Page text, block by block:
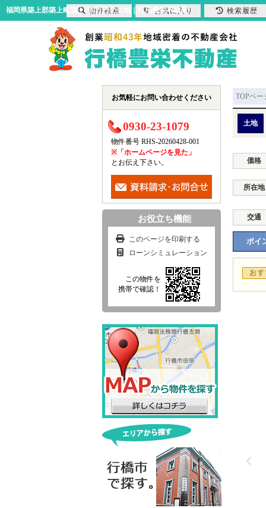
福岡県築上郡築上町湊｜980万円の土地｜行橋豊栄不動産
TOPペー
土地
価格
所在地
交通
ポイ
お気軽にお問い合わせください
0930-23-1079
物件番号 RHS-20260428-001
※「ホームページを見た」
とお伝え下さい。
お役立ち機能
このページを印刷する
ローンシミュレーション
この物件を
携帯で確認！
物件検索 お気に入り 検索履歴